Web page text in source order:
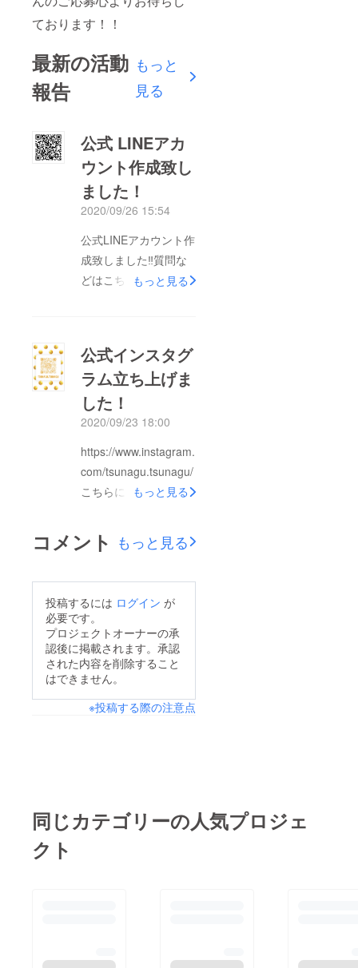
ております！！
最新の活動
報告
もっと
見る
公式 LINEアカ
ウント作成致し
ました！
2020/09/26 15:54
公式LINEアカウント作
成致しました‼質問な
どはこちらにどんどん
もっと見る
公式インスタグ
ラム立ち上げま
した！
2020/09/23 18:00
https://www.instagram.
com/tsunagu.tsunagu/
こちらに随時情報発信
の方よろしくお願い申
し上げます。
もっと見る
コメント もっと見る
投稿するには ログイン が
必要です。
プロジェクトオーナーの承
認後に掲載されます。承認
された内容を削除すること
はできません。
※投稿する際の注意点
同じカテゴリーの人気プロジェ
クト